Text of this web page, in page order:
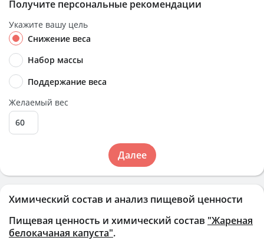
Химический состав и анализ пищевой ценности
Пищевая ценность и химический состав "Жареная
белокачаная капуста".
Получите персональные рекомендации
Укажите вашу цель
Снижение веса
Набор массы
Поддержание веса
Желаемый вес
Далее